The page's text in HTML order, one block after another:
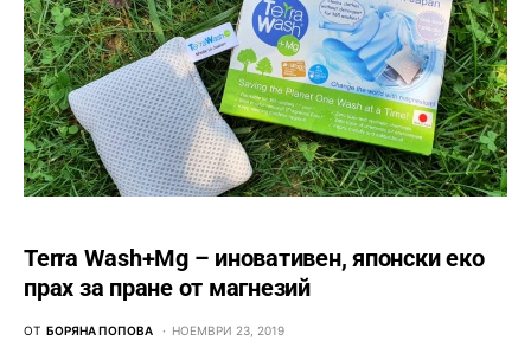
Terra Wash+Mg – иновативен, японски еко
прах за пране от магнезий
ОТ БОРЯНА ПОПОВА НОЕМВРИ 23, 2019